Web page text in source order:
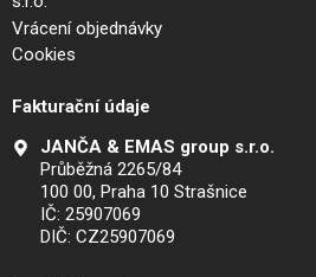
Vrácení objednávky
Cookies
Fakturační údaje
JANČA & EMAS group s.r.o.
Průběžná 2265/84
100 00, Praha 10 Strašnice
IČ: 25907069
DIČ: CZ25907069